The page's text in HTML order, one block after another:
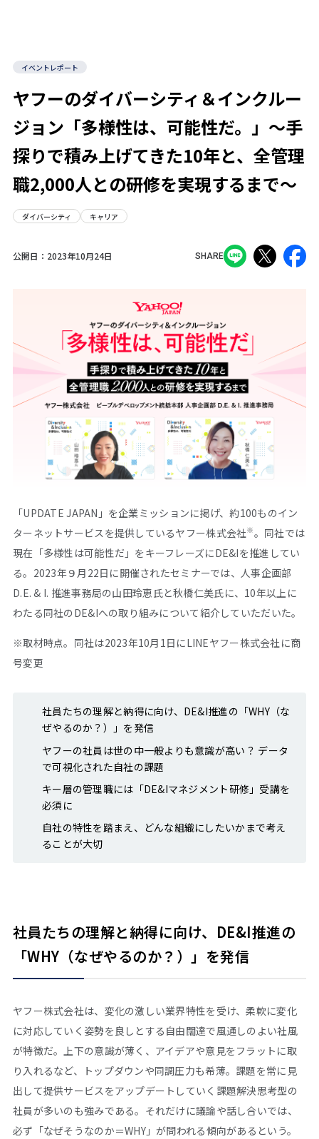
イベントレポート
ヤフーのダイバーシティ＆インクルー
ジョン「多様性は、可能性だ。」～手
探りで積み上げてきた10年と、全管理
職2,000人との研修を実現するまで～
ダイバーシティ キャリア
公開日： 2023年10月24日 SHARE
「UPDATE JAPAN」を企業ミッションに掲げ、約100ものイン
ターネットサービスを提供しているヤフー株式会社※。同社では
現在「多様性は可能性だ」をキーフレーズにDE&Iを推進してい
る。2023年９月22日に開催されたセミナーでは、人事企画部
D.E. & I. 推進事務局の山田玲恵氏と秋橋仁美氏に、10年以上に
わたる同社のDE&Iへの取り組みについて紹介していただいた。
※取材時点。同社は2023年10月1日にLINEヤフー株式会社に商
号変更
社員たちの理解と納得に向け、DE&I推進の「WHY（な
ぜやるのか？）」を発信
ヤフーの社員は世の中一般よりも意識が高い？ ――データ
で可視化された自社の課題
キー層の管理職には「DE&Iマネジメント研修」受講を
必須に
自社の特性を踏まえ、どんな組織にしたいかまで考え
ることが大切
社員たちの理解と納得に向け、DE&I推進の
「WHY（なぜやるのか？）」を発信
ヤフー株式会社は、変化の激しい業界特性を受け、柔軟に変化
に対応していく姿勢を良しとする自由闊達で風通しのよい社風
が特徴だ。上下の意識が薄く、アイデアや意見をフラットに取
り入れるなど、トップダウンや同調圧力も希薄。課題を常に見
出して提供サービスをアップデートしていく課題解決思考型の
社員が多いのも強みである。それだけに議論や話し合いでは、
必ず「なぜそうなのか＝WHY」が問われる傾向があるという。